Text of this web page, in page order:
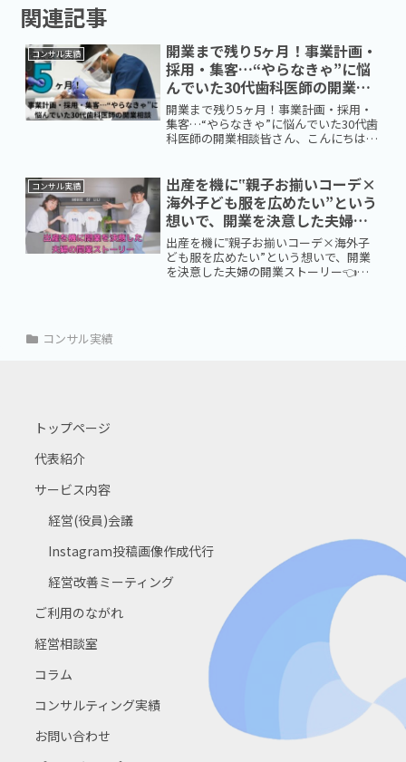
関連記事
コンサル実績
開業まで残り5ヶ月！事業計画・
採用・集客…“やらなきゃ”に悩
んでいた30代歯科医師の開業相
談
開業まで残り5ヶ月！事業計画・採用・
集客…“やらなきゃ”に悩んでいた30代歯
科医師の開業相談皆さん、こんにちは。
です。今回は、歯科Web予約システムの
提供会社様からご紹...
コンサル実績
出産を機に‟親子お揃いコーデ×
海外子ども服を広めたい”という
想いで、開業を決意した夫婦の
開業ストーリー
出産を機に‟親子お揃いコーデ×海外子
ども服を広めたい”という想いで、開業
を決意した夫婦の開業ストーリー👈ク
コンサル実績
トップページ
代表紹介
サービス内容
経営(役員)会議
Instagram投稿画像作成代行
経営改善ミーティング
ご利用のながれ
経営相談室
コラム
コンサルティング実績
お問い合わせ